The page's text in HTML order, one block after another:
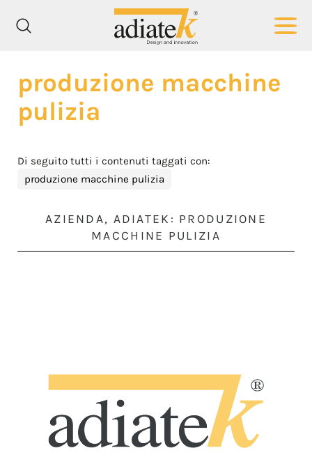
produzione macchine
pulizia
Di seguito tutti i contenuti taggati con:
produzione macchine pulizia
AZIENDA, ADIATEK: PRODUZIONE
MACCHINE PULIZIA